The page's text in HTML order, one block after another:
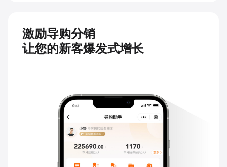
激励导购分销
让您的新客爆发式增长